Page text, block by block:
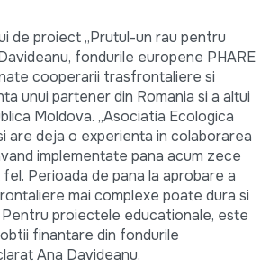
de proiect „Prutul-un rau pentru
fondurile europene PHARE
cooperarii trasfrontaliere si
unui partener din Romania si a altui
Moldova. „Asociatia Ecologica
are deja o experienta in colaborarea
implementate pana acum zece
Perioada de pana la aprobare a
mai complexe poate dura si
Pentru proiectele educationale, este
finantare din fondurile
Ana Davideanu.